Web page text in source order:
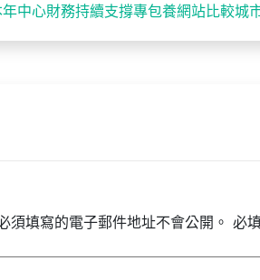
中心財務持續支撐專包養網站比較城
須填寫的電子郵件地址不會公開。 必